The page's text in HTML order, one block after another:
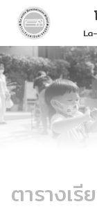
Skip
content
ตารางเ